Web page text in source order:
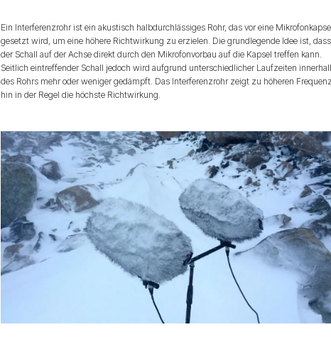
Ein Interferenzrohr ist ein akustisch halbdurchlässiges Rohr, das vor eine
gesetzt wird, um eine höhere Richtwirkung zu erzielen. Die grundlegende Idee ist, dass
der Schall auf der Achse direkt durch den Mikrofonvorbau auf die Kapsel treffen kann.
Seitlich eintreffender Schall jedoch wird aufgrund unterschiedlicher Laufzeiten
des Rohrs mehr oder weniger gedämpft. Das Interferenzrohr zeigt zu höheren
hin in der Regel die höchste Richtwirkung.